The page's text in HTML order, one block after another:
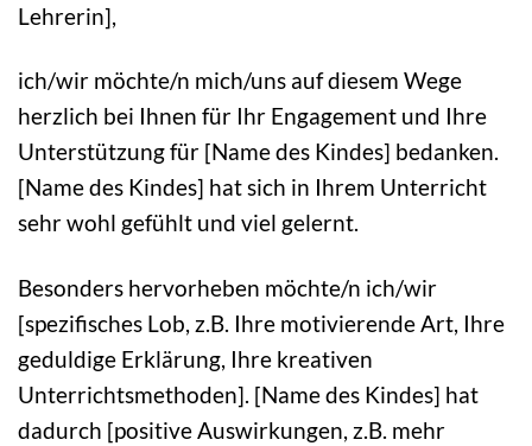
Lehrerin],
ich/wir möchte/n mich/uns auf diesem Wege
herzlich bei Ihnen für Ihr Engagement und Ihre
Unterstützung für [Name des Kindes] bedanken.
[Name des Kindes] hat sich in Ihrem Unterricht
sehr wohl gefühlt und viel gelernt.
Besonders hervorheben möchte/n ich/wir
[spezifisches Lob, z.B. Ihre motivierende Art, Ihre
geduldige Erklärung, Ihre kreativen
Unterrichtsmethoden]. [Name des Kindes] hat
dadurch [positive Auswirkungen, z.B. mehr